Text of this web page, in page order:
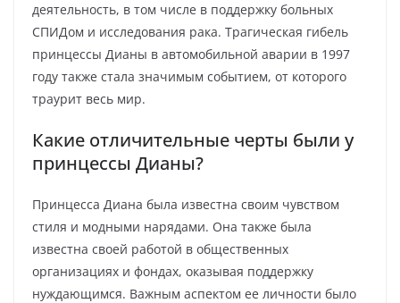
деятельность, в том числе в поддержку больных
СПИДом и исследования рака. Трагическая гибель
принцессы Дианы в автомобильной аварии в 1997
году также стала значимым событием, от которого
траурит весь мир.
Какие отличительные черты были у
принцессы Дианы?
Принцесса Диана была известна своим чувством
стиля и модными нарядами. Она также была
известна своей работой в общественных
организациях и фондах, оказывая поддержку
нуждающимся. Важным аспектом ее личности было